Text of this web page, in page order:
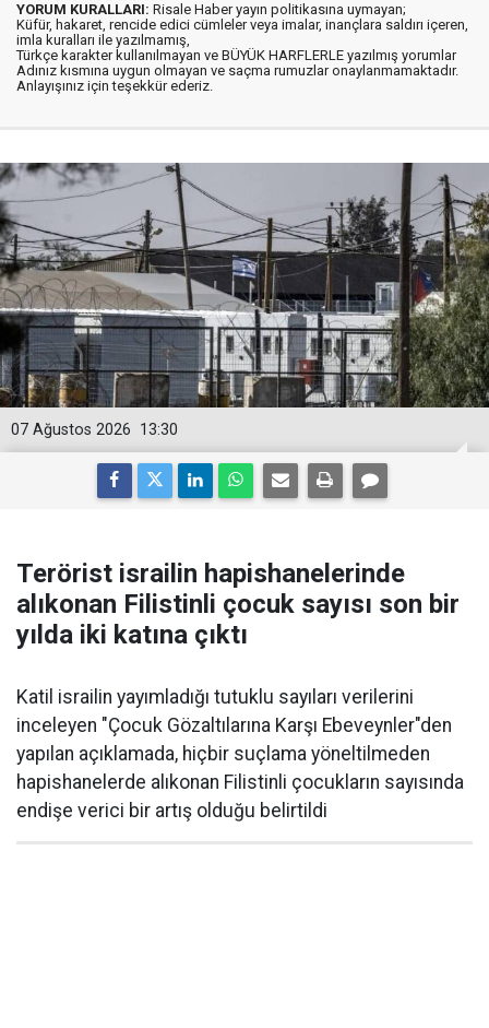
YORUM KURALLARI: Risale Haber yayın politikasına uymayan;
Küfür, hakaret, rencide edici cümleler veya imalar, inançlara saldırı içeren,
imla kuralları ile yazılmamış,
Türkçe karakter kullanılmayan ve BÜYÜK HARFLERLE yazılmış yorumlar
Adınız kısmına uygun olmayan ve saçma rumuzlar onaylanmamaktadır.
Anlayışınız için teşekkür ederiz.
13:30
07 Ağustos 2026
Terörist israilin hapishanelerinde
alıkonan Filistinli çocuk sayısı son bir
yılda iki katına çıktı
Katil israilin yayımladığı tutuklu sayıları verilerini
inceleyen "Çocuk Gözaltılarına Karşı Ebeveynler"den
yapılan açıklamada, hiçbir suçlama yöneltilmeden
hapishanelerde alıkonan Filistinli çocukların sayısında
endişe verici bir artış olduğu belirtildi